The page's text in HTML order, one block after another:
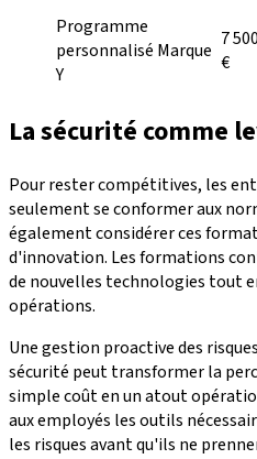
Programme
personnalisé Marque
Y
7 500
€
La sécurité comme
Pour rester compétitives, les
seulement se conformer aux
également considérer ces
d'innovation. Les formations
de nouvelles technologies tout
opérations.
Une gestion proactive des
sécurité peut transformer la
simple coût en un atout
aux employés les outils
les risques avant qu'ils ne